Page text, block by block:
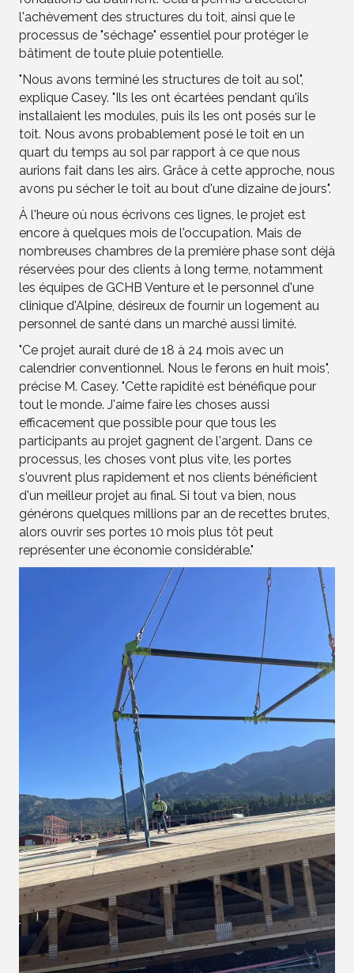
l'achèvement des structures du toit, ainsi que le
processus de "séchage" essentiel pour protéger le
bâtiment de toute pluie potentielle.
"Nous avons terminé les structures de toit au sol",
explique Casey. "Ils les ont écartées pendant qu'ils
installaient les modules, puis ils les ont posés sur le
toit. Nous avons probablement posé le toit en un
quart du temps au sol par rapport à ce que nous
aurions fait dans les airs. Grâce à cette approche, nous
avons pu sécher le toit au bout d'une dizaine de jours".
À l'heure où nous écrivons ces lignes, le projet est
encore à quelques mois de l'occupation. Mais de
nombreuses chambres de la première phase sont déjà
réservées pour des clients à long terme, notamment
les équipes de GCHB Venture et le personnel d'une
clinique d'Alpine, désireux de fournir un logement au
personnel de santé dans un marché aussi limité.
"Ce projet aurait duré de 18 à 24 mois avec un
calendrier conventionnel. Nous le ferons en huit mois",
précise M. Casey. "Cette rapidité est bénéfique pour
tout le monde. J'aime faire les choses aussi
efficacement que possible pour que tous les
participants au projet gagnent de l'argent. Dans ce
processus, les choses vont plus vite, les portes
s'ouvrent plus rapidement et nos clients bénéficient
d'un meilleur projet au final. Si tout va bien, nous
générons quelques millions par an de recettes brutes,
alors ouvrir ses portes 10 mois plus tôt peut
représenter une économie considérable."